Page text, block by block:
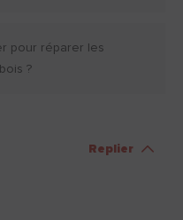
pour réparer les
?
Replier